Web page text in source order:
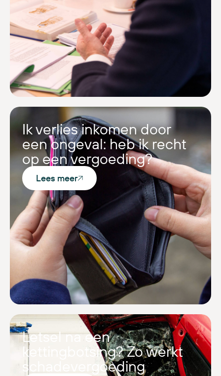
Ik verlies inkomen door
een ongeval: heb ik recht
op een vergoeding?
Lees meer
Letsel na een
kettingbotsing? Zo werkt
schadevergoeding